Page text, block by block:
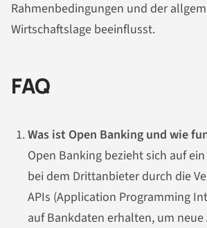
Rahmenbedingungen und der
Wirtschaftslage beeinflusst.
FAQ
Was ist Open Banking und wie
Open Banking bezieht sich auf
bei dem Drittanbieter durch die
APIs (Application Programming
auf Bankdaten erhalten, um